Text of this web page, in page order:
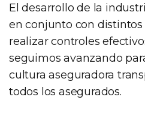
El desarrollo de la
en conjunto con
realizar controles
seguimos avanzando
cultura aseguradora
todos los asegurados.